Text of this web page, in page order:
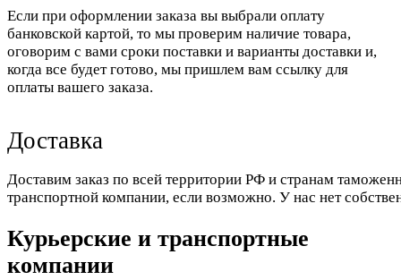
Если при оформлении заказа вы выбрали оплату
банковской картой, то мы проверим наличие товара,
оговорим с вами сроки поставки и варианты доставки и,
когда все будет готово, мы пришлем вам ссылку для
оплаты вашего заказа.
Доставка
Доставим заказ по всей территории РФ и странам
транспортной компании, если возможно. У нас нет
Курьерские и транспортные
компании